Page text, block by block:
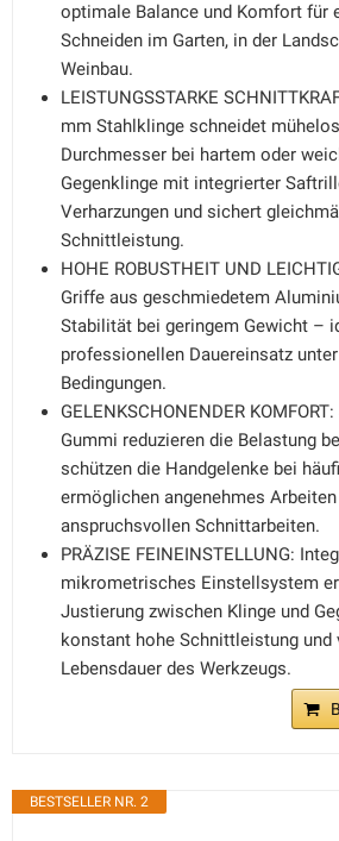
optimale Balance und Komfort für
Schneiden im Garten, in der
Weinbau.
LEISTUNGSSTARKE
mm Stahlklinge schneidet
Durchmesser bei hartem oder
Gegenklinge mit integrierter
Verharzungen und sichert
Schnittleistung.
HOHE ROBUSTHEIT UND
Griffe aus geschmiedetem
Stabilität bei geringem Gewicht –
professionellen Dauereinsatz
Bedingungen.
GELENKSCHONENDER
Gummi reduzieren die Belastung
schützen die Handgelenke bei
ermöglichen angenehmes
anspruchsvollen Schnittarbeiten.
PRÄZISE FEINEINSTELLUNG:
mikrometrisches Einstellsystem
Justierung zwischen Klinge und
konstant hohe Schnittleistung und
Lebensdauer des Werkzeugs.
BESTSELLER NR. 2